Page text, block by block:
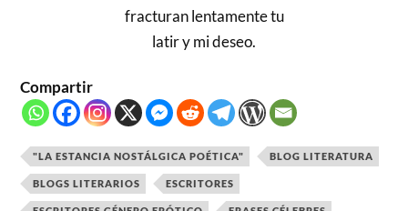
fracturan lentamente tu
latir y mi deseo.
Compartir
"LA ESTANCIA NOSTÁLGICA POÉTICA" BLOG LITERATURA
BLOGS LITERARIOS ESCRITORES